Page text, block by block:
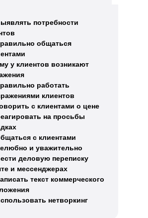
потребности
общаться
у клиентов возникают
работать
клиентов
с клиентами о цене
на просьбы
с клиентами
и уважительно
деловую переписку
и мессенджерах
текст коммерческого
нетворкинг